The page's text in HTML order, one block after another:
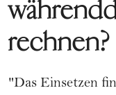
rechnen?
"Das Einsetzen